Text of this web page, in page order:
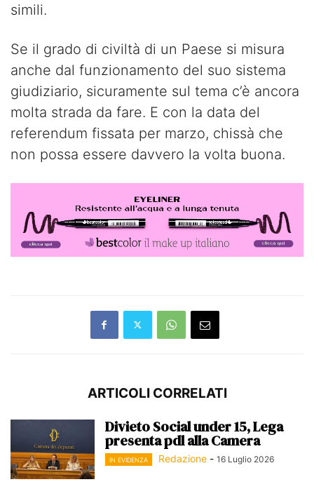
simili.
Se il grado di civiltà di un Paese si misura
anche dal funzionamento del suo sistema
giudiziario, sicuramente sul tema c’è ancora
molta strada da fare. E con la data del
referendum fissata per marzo, chissà che
non possa essere davvero la volta buona.
ARTICOLI CORRELATI
Divieto Social under 15, Lega
presenta pdl alla Camera
IN EVIDENZA Redazione - 16 Luglio 2026